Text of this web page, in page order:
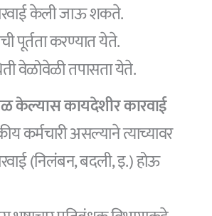
केली जाऊ शकते.
पूर्तता करण्यात येते.
वेळोवेळी तपासता येते.
केल्यास कायदेशीर कारवाई
कर्मचारी असल्याने त्याच्यावर
(निलंबन, बदली, इ.) होऊ